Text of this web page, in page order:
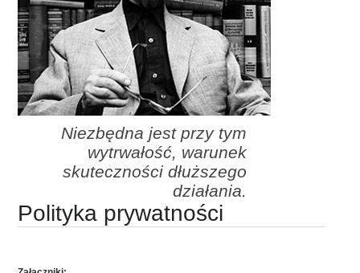
Niezbędna jest przy tym
wytrwałość, warunek
skuteczności dłuższego
działania.
Polityka prywatności